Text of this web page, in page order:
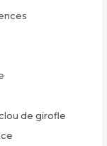
de girofle